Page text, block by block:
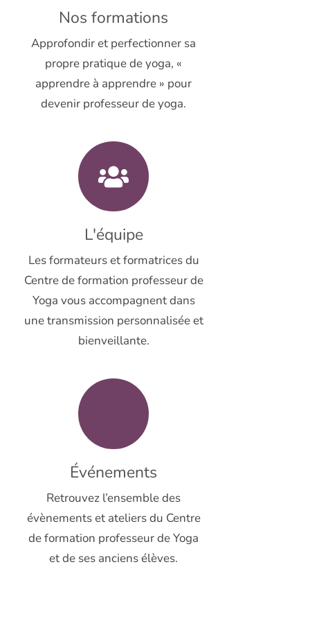
Nos formations
Approfondir et perfectionner sa
propre pratique de yoga, «
apprendre à apprendre » pour
devenir professeur de yoga.
L'équipe
Les formateurs et formatrices du
Centre de formation professeur de
Yoga vous accompagnent dans
une transmission personnalisée et
bienveillante.
Événements
Retrouvez l’ensemble des
évènements et ateliers du Centre
de formation professeur de Yoga
et de ses anciens élèves.